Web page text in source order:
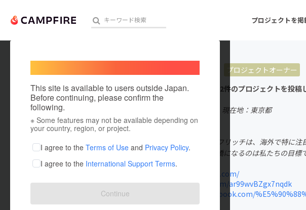
プロジェクトを
人気のプロジェクト 注目のリターン 注目の新
アート・写真
テクノロジー・ガジェット
ゲーム・サービス
映像・映画
ビジネス・起業
チャレンジ
まちづくり・地域活性化
This site is available to users outside Japan.
Before continuing, please confirm the
following.
※ Some features may not be available depending on
your country, region, or project.
I agree to the Terms of Use and Privacy Policy.
I agree to the International Support Terms.
Continue
プロジェクトオーナー
これまでに2件のプロジェクトを投稿
現在地：東京都
出身国：中国
合同会社ライフリッチは、海外で特に
て、日中架け橋になるのは私たちの目標
liferich-jp.com/
twitter.com/ar99wvBZgx7nqdk
www.facebook.com/